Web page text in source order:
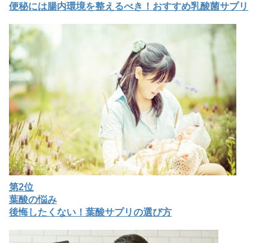
便秘には腸内環境を整えるべき！おすすめ乳酸菌サプリ
第2位
葉酸の悩み
後悔したくない！葉酸サプリの選び方